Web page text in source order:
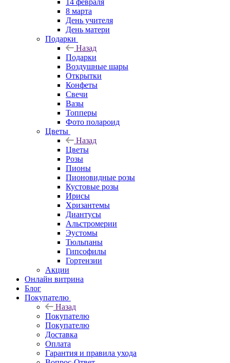
14 февраля
8 марта
День учителя
День матери
Подарки
Назад
Подарки
Воздушные шары
Открытки
Конфеты
Свечи
Вазы
Топперы
Фото полароид
Цветы
Назад
Цветы
Розы
Пионы
Пионовидные розы
Кустовые розы
Ирисы
Хризантемы
Диантусы
Альстромерии
Эустомы
Тюльпаны
Гипсофилы
Гортензии
Акции
Онлайн витрина
Блог
Покупателю
Назад
Покупателю
Покупателю
Доставка
Оплата
Гарантия и правила ухода